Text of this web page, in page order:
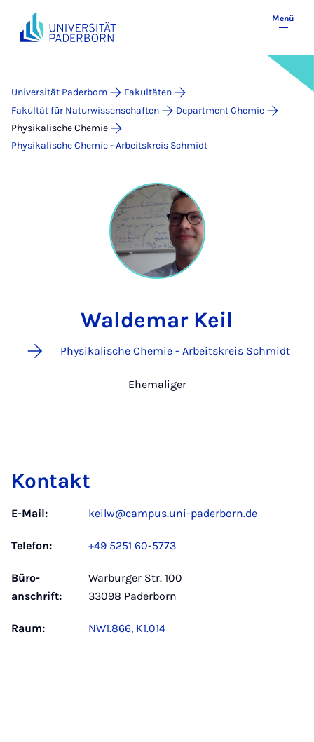
Menü
Universität Paderborn
Fakultäten
Fakultät für Naturwissenschaften
Department Chemie
Physikalische Chemie
Physikalische Chemie - Arbeitskreis Schmidt
Waldemar Keil
Physikalische Chemie - Arbeitskreis Schmidt
Ehemaliger
Kontakt
E-Mail: keilw@campus.uni-paderborn.de
Telefon: +49 5251 60-5773
Büro­
anschrift:
Warburger Str. 100
33098 Paderborn
Raum: NW1.866, K1.014